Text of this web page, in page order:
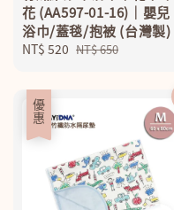
花 (AA597-01-16)｜嬰兒
浴巾/蓋毯/抱被 (台灣製)
Sale
NT$ 520 Regular
NT$ 650
優惠